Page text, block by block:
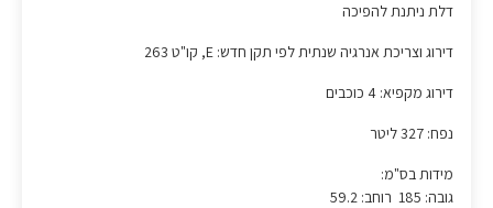
דלת ניתנת להפיכה
דירוג וצריכת אנרגיה שנתית לפי תקן חדש: E, קו"ט 263
דירוג מקפיא: 4 כוכבים
נפח: 327 ליטר
מידות בס"מ:
גובה: 185 רוחב: 59.2